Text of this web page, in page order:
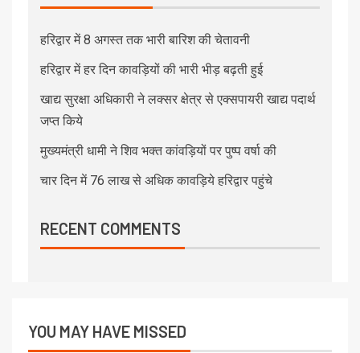
हरिद्वार में 8 अगस्त तक भारी बारिश की चेतावनी
हरिद्वार में हर दिन कावड़ियों की भारी भीड़ बढ़ती हुई
खाद्य सुरक्षा अधिकारी ने लक्सर क्षेत्र से एक्सपायरी खाद्य पदार्थ
जप्त किये
मुख्यमंत्री धामी ने शिव भक्त कांवड़ियों पर पुष्प वर्षा की
चार दिन में 76 लाख से अधिक कावड़िये हरिद्वार पहुंचे
RECENT COMMENTS
YOU MAY HAVE MISSED